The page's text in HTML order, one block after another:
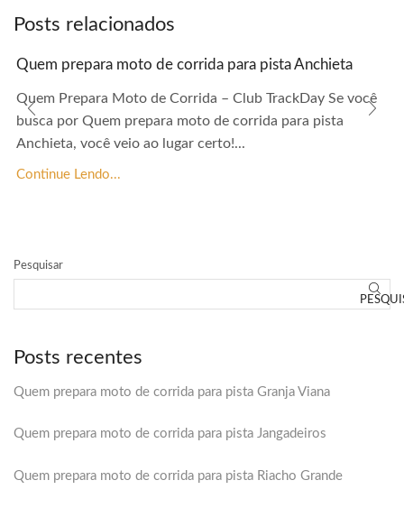
Posts relacionados
Quem prepara moto de corrida para pista Anchieta
Quem Prepara Moto de Corrida – Club TrackDay Se você
busca por Quem prepara moto de corrida para pista
Anchieta, você veio ao lugar certo!...
Continue Lendo...
Pesquisar
Posts recentes
Quem prepara moto de corrida para pista Granja Viana
Quem prepara moto de corrida para pista Jangadeiros
Quem prepara moto de corrida para pista Riacho Grande